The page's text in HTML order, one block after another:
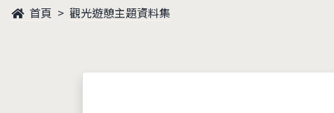
首頁 觀光遊憩主題資料集